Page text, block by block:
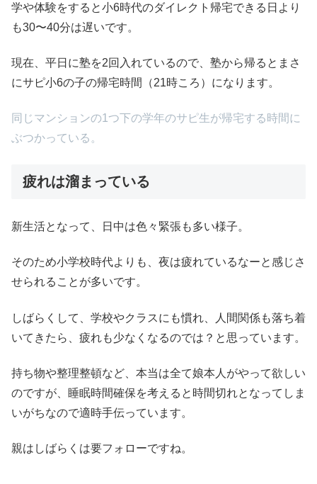
学や体験をすると小6時代のダイレクト帰宅できる日より
も30〜40分は遅いです。
現在、平日に塾を2回入れているので、塾から帰るとまさ
にサピ小6の子の帰宅時間（21時ころ）になります。
同じマンションの1つ下の学年のサピ生が帰宅する時間に
ぶつかっている。
疲れは溜まっている
新生活となって、日中は色々緊張も多い様子。
そのため小学校時代よりも、夜は疲れているなーと感じさ
せられることが多いです。
しばらくして、学校やクラスにも慣れ、人間関係も落ち着
いてきたら、疲れも少なくなるのでは？と思っています。
持ち物や整理整頓など、本当は全て娘本人がやって欲しい
のですが、睡眠時間確保を考えると時間切れとなってしま
いがちなので適時手伝っています。
親はしばらくは要フォローですね。